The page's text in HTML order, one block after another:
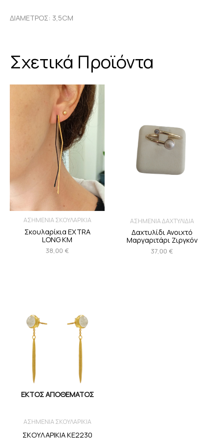
ΔΙΑΜΕΤΡΟΣ: 3,5CM
Σχετικά Προϊόντα
ΑΣΗΜΕΝΙΑ ΣΚΟΥΛΑΡΙΚΙΑ
Σκουλαρίκια EXTRA
LONG ΚΜ
38,00 €
ΑΣΗΜΕΝΙΑ ΔΑΧΤΥΛΙΔΙΑ
Δαχτυλίδι Ανοιχτό
Μαργαριτάρι Ζιργκόν
37,00 €
ΕΚΤΌΣ ΑΠΟΘΈΜΑΤΟΣ
ΑΣΗΜΕΝΙΑ ΣΚΟΥΛΑΡΙΚΙΑ
ΣΚΟΥΛΑΡΙΚΙΑ KE2230